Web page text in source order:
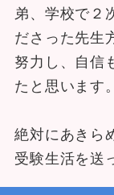
弟、学校で２
ださった先生
努力し、自信
たと思います。
絶対にあきら
受験生活を送